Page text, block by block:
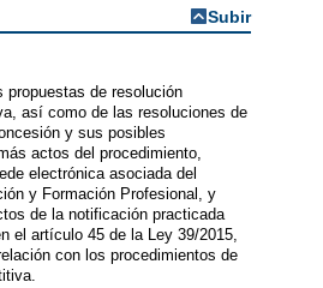
Subir
propuestas de resolución
así como de las resoluciones de
y sus posibles
actos del procedimiento,
electrónica asociada del
y Formación Profesional, y
de la notificación practicada
el artículo 45 de la Ley 39/2015,
con los procedimientos de